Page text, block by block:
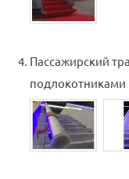
Пассажирский